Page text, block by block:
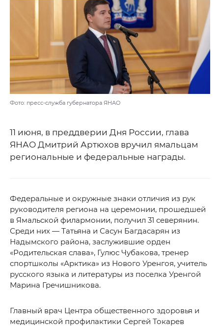
Фото: пресс-служба губернатора ЯНАО
11 июня, в преддверии Дня России, глава
ЯНАО Дмитрий Артюхов вручил ямальцам
региональные и федеральные награды.
Федеральные и окружные знаки отличия из рук
руководителя региона на церемонии, прошедшей
в Ямальской филармонии, получил 31 северянин.
Среди них — Татьяна и Сасун Багдасарян из
Надымского района, заслужившие орден
«Родительская слава», Гулюс Чубакова, тренер
спортшколы «Арктика» из Нового Уренгоя, учитель
русского языка и литературы из поселка Уренгой
Марина Гречишникова.
Главный врач Центра общественного здоровья и
медицинской профилактики Сергей Токарев